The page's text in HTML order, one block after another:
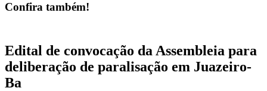
Confira também!
Edital de convocação da Assembleia para
deliberação de paralisação em Juazeiro-
Ba